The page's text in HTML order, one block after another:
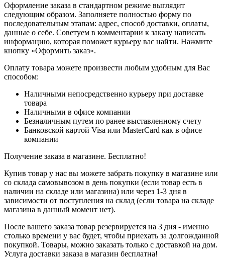
Оформление заказа в стандартном режиме выглядит
следующим образом. Заполняете полностью форму по
последовательным этапам: адрес, способ доставки, оплаты,
данные о себе. Советуем в комментарии к заказу написать
информацию, которая поможет курьеру вас найти. Нажмите
кнопку «Оформить заказ».
Оплату товара можете произвести любым удобным для Вас
способом:
Наличными непосредственно курьеру при доставке
товара
Наличными в офисе компании
Безналичным путем по ранее выставленному счету
Банковской картой Visa или MasterCard как в офисе
компании
Получение заказа в магазине. Бесплатно!
Купив товар у нас вы можете забрать покупку в магазине или
со склада самовывозом в день покупки (если товар есть в
наличии на складе или магазина) или через 1-3 дня в
зависимости от поступления на склад (если товара на складе
магазина в данный момент нет).
После вашего заказа товар резервируется на 3 дня - именно
столько времени у вас будет, чтобы приехать за долгожданной
покупкой. Товары, можно заказать только с доставкой на дом.
Услуга доставки заказа в магазин бесплатна!